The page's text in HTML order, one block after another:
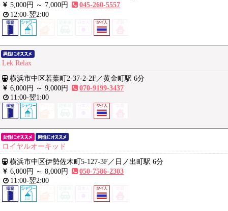
5,000円 ～ 7,000円
045-260-5557
12:00-翌2:00
Lek Relax
横浜市中区若葉町2-37-2-2F／黄金町駅 6分
6,000円 ～9,000円
070-9199-3437
11:00-翌1:00
ロイヤルオーキッド
横浜市中区伊勢佐木町5-127-3F／ 日ノ出町駅 6分
6,000円 ～8,000円
050-7586-2303
11:00-翌2:00